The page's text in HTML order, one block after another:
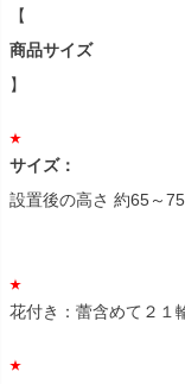
【
商品サイズ
】
サイズ：
設置後の高さ 約65～
花付き：蕾含めて２１